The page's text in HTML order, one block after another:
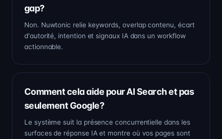
gap?
Non. Nuwtonic relie keywords, overlap contenu, écart
d'autorité, intention et signaux IA dans un workflow
actionnable.
Comment cela aide pour AI Search et pas
seulement Google?
Le système suit la présence concurrentielle dans les
surfaces de réponse IA et montre où vos pages sont